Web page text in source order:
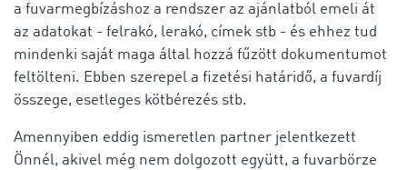
a fuvarmegbízáshoz a rendszer az ajánlatból emeli át
az adatokat - felrakó, lerakó, címek stb - és ehhez tud
mindenki saját maga által hozzá fűzött dokumentumot
feltölteni. Ebben szerepel a fizetési határidő, a fuvardíj
összege, esetleges kötbérezés stb.
Amennyiben eddig ismeretlen partner jelentkezett
Önnél, akivel még nem dolgozott együtt, a fuvarbörze